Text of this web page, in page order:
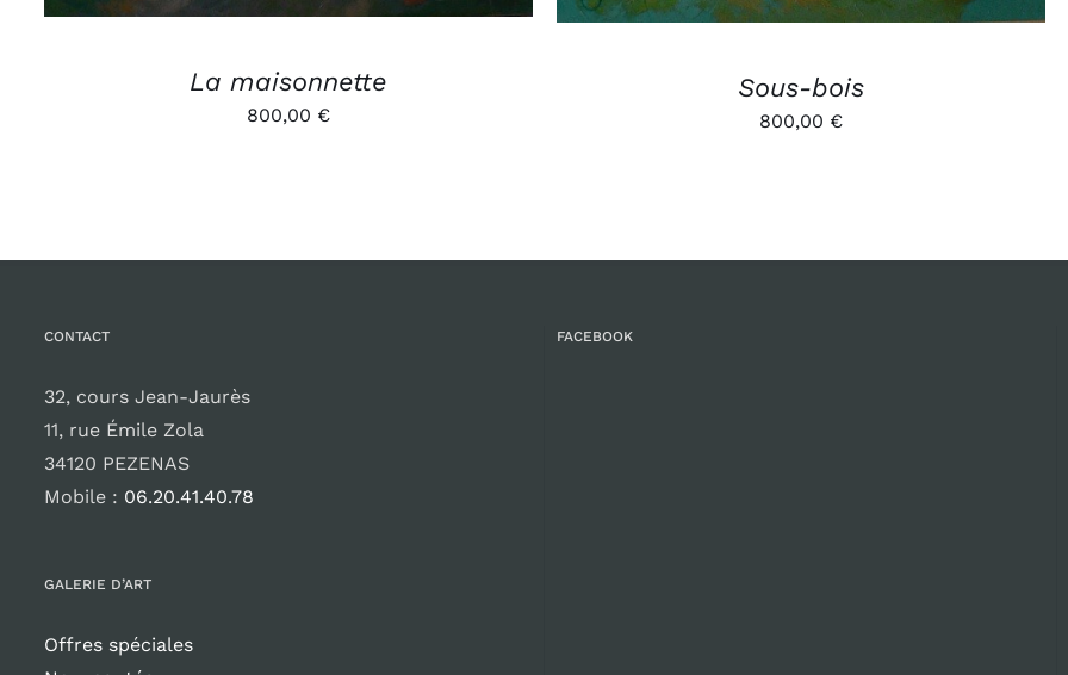
La maisonnette
800,00 €
Sous-bois
800,00 €
CONTACT
32, cours Jean-Jaurès
11, rue Émile Zola
34120 PEZENAS
Mobile : 06.20.41.40.78
GALERIE D’ART
Offres spéciales
FACEBOOK